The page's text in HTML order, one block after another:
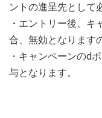
ントの進呈先として
・エントリー後、
合、無効となります
・キャンペーンのd
与となります。